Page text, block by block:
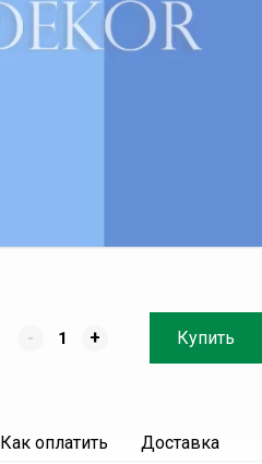
- + Купить
Как оплатить Доставка